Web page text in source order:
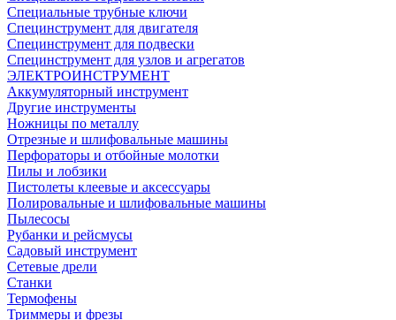
Специальные трубные ключи
Специнструмент для двигателя
Специнструмент для подвески
Специнструмент для узлов и агрегатов
ЭЛЕКТРОИНСТРУМЕНТ
Аккумуляторный инструмент
Другие инструменты
Ножницы по металлу
Отрезные и шлифовальные машины
Перфораторы и отбойные молотки
Пилы и лобзики
Пистолеты клеевые и аксессуары
Полировальные и шлифовальные машины
Пылесосы
Рубанки и рейсмусы
Садовый инструмент
Сетевые дрели
Станки
Термофены
Триммеры и фрезы